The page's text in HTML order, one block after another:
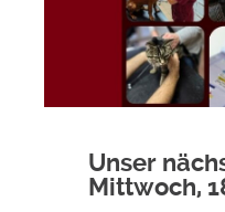
Unser
Mittwoch,